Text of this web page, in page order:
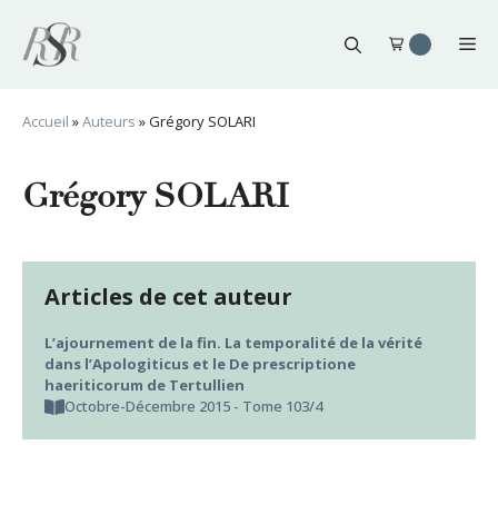
contenu
Accueil »Auteurs »Grégory SOLARI
Grégory SOLARI
Articles de cet auteur
L’ajournement de la fin. La temporalité de la vérité
dans l’Apologiticus et le De prescriptione
haeriticorum de Tertullien
Octobre-Décembre 2015 - Tome 103/4